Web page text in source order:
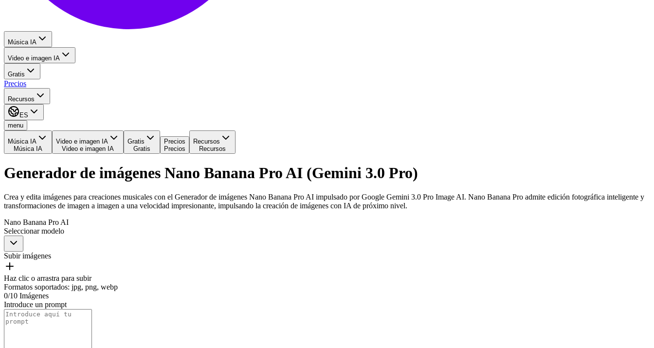
Música IA
Video e imagen IA
Gratis
Precios
Recursos
ES
menu
Música IA
Música IA
Video e imagen IA
Video e imagen IA
Gratis
Gratis
Precios
Precios
Recursos
Recursos
Generador de imágenes Nano Banana Pro AI (Gemini 3.0 Pro)
Crea y edita imágenes para creaciones musicales con el Generador de imágenes Nano Banana Pro AI impulsado por Google Gemini 3.0 Pro Image AI. Nano Banana Pro admite edición fotográfica inteligente y
transformaciones de imagen a imagen a una velocidad impresionante, impulsando la creación de imágenes con IA de próximo nivel.
Nano Banana Pro AI
Seleccionar modelo
Subir imágenes
Haz clic o arrastra para subir
Formatos soportados: jpg, png, webp
0/10 Imágenes
Introduce un prompt